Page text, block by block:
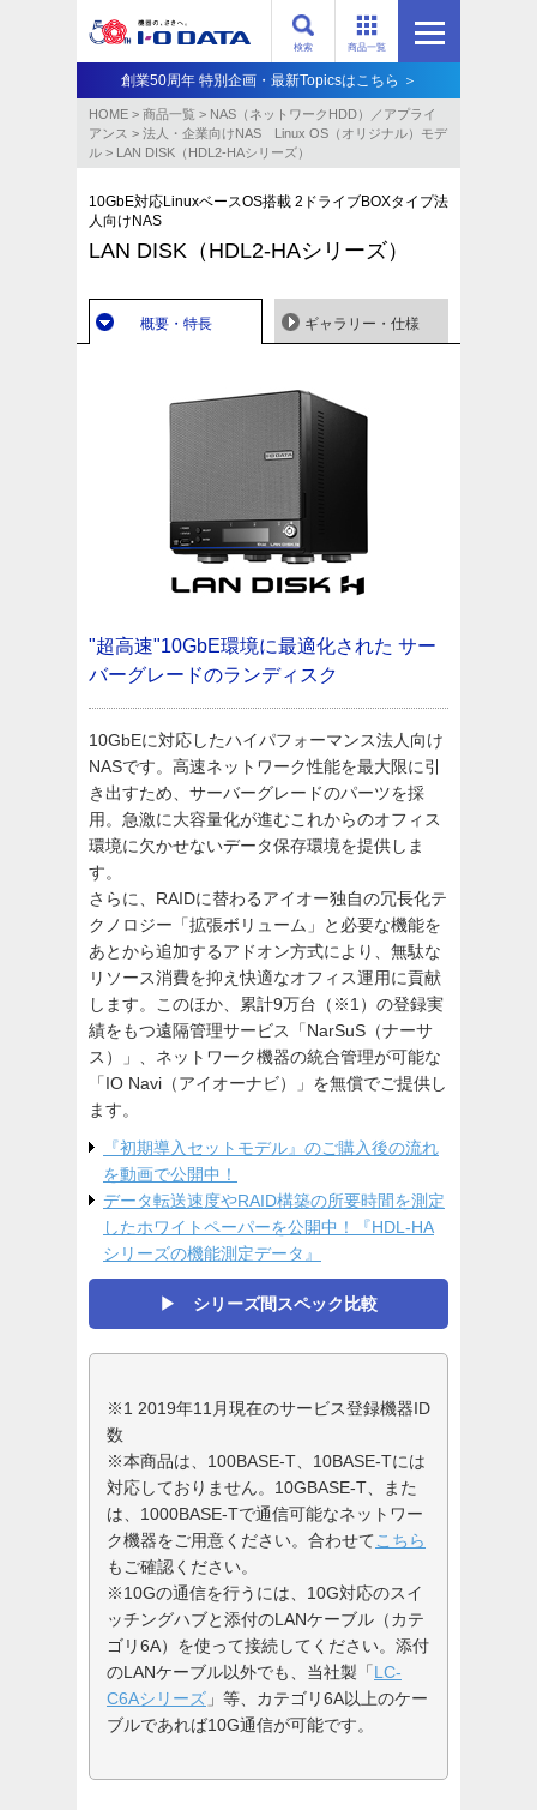
商品一覧
検索
創業50周年 特別企画・最新Topicsはこちら ＞
HOME > 商品一覧 > NAS（ネットワークHDD）／アプライ
アンス​ > 法人・企業向けNAS Linux OS（オリジナル）モデ
ル > LAN DISK（HDL2-HAシリーズ）
10GbE対応LinuxベースOS搭載 2ドライブBOXタイプ法
人向けNAS
LAN DISK（HDL2-HAシリーズ）
概要・特長 ギャラリー・仕様
"超高速"10GbE環境に最適化された サー
バーグレードのランディスク
10GbEに対応したハイパフォーマンス法人向け
NASです。高速ネットワーク性能を最大限に引
き出すため、サーバーグレードのパーツを採
用。急激に大容量化が進むこれからのオフィス
環境に欠かせないデータ保存環境を提供しま
す。
さらに、RAIDに替わるアイオー独自の冗長化テ
クノロジー「拡張ボリューム」と必要な機能を
あとから追加するアドオン方式により、無駄な
リソース消費を抑え快適なオフィス運用に貢献
します。このほか、累計9万台（※1）の登録実
績をもつ遠隔管理サービス「NarSuS（ナーサ
ス）」、ネットワーク機器の統合管理が可能な
「IO Navi（アイオーナビ）」を無償でご提供し
ます。
『初期導入セットモデル』のご購入後の流れ
を動画で公開中！
データ転送速度やRAID構築の所要時間を測定
したホワイトペーパーを公開中！『HDL-HA
シリーズの機能測定データ』
▶ シリーズ間スペック比較
※1 2019年11月現在のサービス登録機器ID
数
※本商品は、100BASE-T、10BASE-Tには
対応しておりません。10GBASE-T、また
は、1000BASE-Tで通信可能なネットワー
ク機器をご用意ください。合わせて こちら
もご確認ください。
※10Gの通信を行うには、10G対応のスイ
ッチングハブと添付のLANケーブル（カテ
ゴリ6A）を使って接続してください。添付
のLANケーブル以外でも、当社製「LC-
C6Aシリーズ 」等、カテゴリ6A以上のケー
ブルであれば10G通信が可能です。